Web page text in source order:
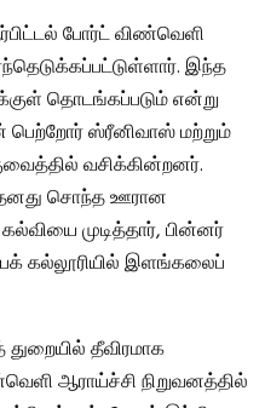
போர்ட் விண்வெளி
இந்த
தொடங்கப்படும் என்று
பெற்றோர் ஸ்ரீனிவாஸ் மற்றும்
வசிக்கின்றனர்.
சொந்த ஊரான
முடித்தார், பின்னர்
கல்லூரியில் இளங்கலைப்
தீவிரமாக
ஆராய்ச்சி நிறுவனத்தில்